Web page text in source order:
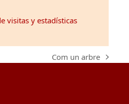
next
Com un arbre